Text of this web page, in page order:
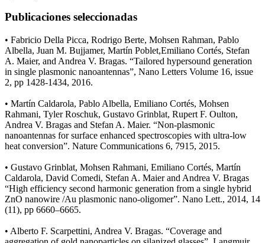
Publicaciones seleccionadas
• Fabricio Della Picca, Rodrigo Berte, Mohsen Rahman, Pablo
Albella, Juan M. Bujjamer, Martín Poblet,Emiliano Cortés, Stefan
A. Maier, and Andrea V. Bragas. “Tailored hypersound generation
in single plasmonic nanoantennas”, Nano Letters Volume 16, issue
2, pp 1428-1434, 2016.
• Martín Caldarola, Pablo Albella, Emiliano Cortés, Mohsen
Rahmani, Tyler Roschuk, Gustavo Grinblat, Rupert F. Oulton,
Andrea V. Bragas and Stefan A. Maier. “Non-plasmonic
nanoantennas for surface enhanced spectroscopies with ultra-low
heat conversion”. Nature Communications 6, 7915, 2015.
• Gustavo Grinblat, Mohsen Rahmani, Emiliano Cortés, Martín
Caldarola, David Comedi, Stefan A. Maier and Andrea V. Bragas
“High efficiency second harmonic generation from a single hybrid
ZnO nanowire /Au plasmonic nano-oligomer”. Nano Lett., 2014, 14
(11), pp 6660–6665.
• Alberto F. Scarpettini, Andrea V. Bragas. “Coverage and